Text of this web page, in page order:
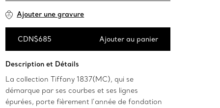
Ajouter une gravure
CDN$685 Ajouter au panier
Description et Détails
La collection Tiffany 1837(MC), qui se
démarque par ses courbes et ses lignes
épurées, porte fièrement l’année de fondation